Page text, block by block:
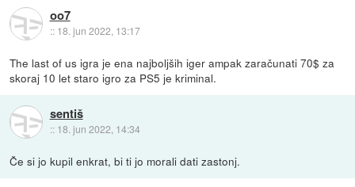
oo7
:: 18. jun 2022, 13:17
The last of us igra je ena najboljših iger ampak zaračunati 70$ za
skoraj 10 let staro igro za PS5 je kriminal.
sentiš
:: 18. jun 2022, 14:34
Če si jo kupil enkrat, bi ti jo morali dati zastonj.